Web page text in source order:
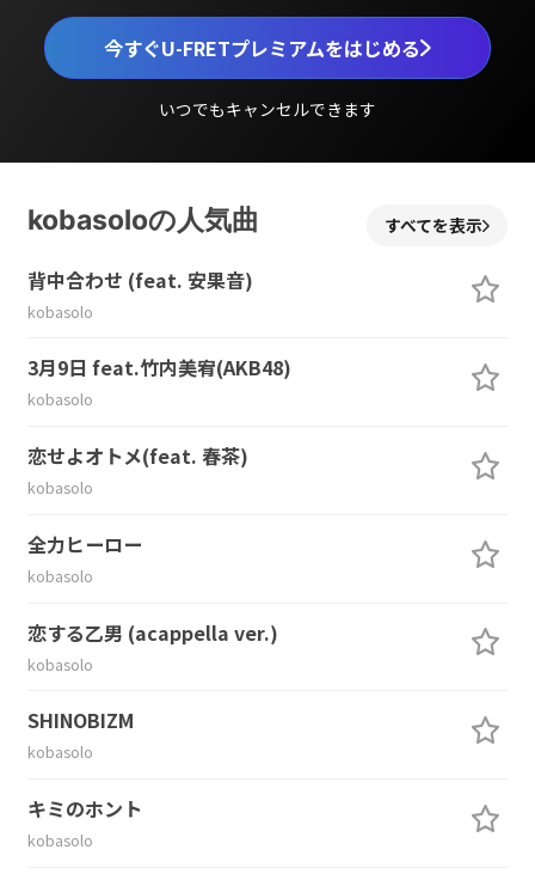
今すぐU-FRETプレミアムをはじめる
いつでもキャンセルできます
kobasoloの人気曲 すべてを表示
背中合わせ (feat. 安果音)
kobasolo
3月9日 feat.竹内美宥(AKB48)
kobasolo
恋せよオトメ(feat. 春茶)
kobasolo
全力ヒーロー
kobasolo
恋する乙男 (acappella ver.)
kobasolo
SHINOBIZM
kobasolo
キミのホント
kobasolo